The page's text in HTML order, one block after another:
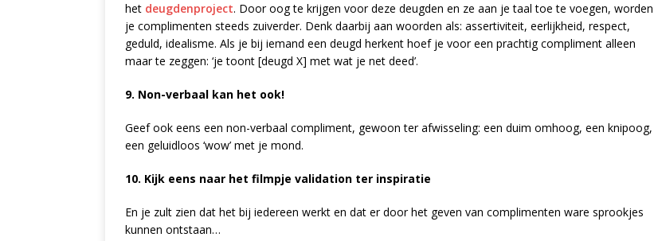
het deugdenproject. Door oog te krijgen voor deze deugden en ze aan je taal toe te voegen, worden
je complimenten steeds zuiverder. Denk daarbij aan woorden als: assertiviteit, eerlijkheid, respect,
geduld, idealisme. Als je bij iemand een deugd herkent hoef je voor een prachtig compliment alleen
maar te zeggen: ‘je toont [deugd X] met wat je net deed’.
9. Non-verbaal kan het ook!
Geef ook eens een non-verbaal compliment, gewoon ter afwisseling: een duim omhoog, een knipoog,
een geluidloos ‘wow’ met je mond.
10. Kijk eens naar het filmpje validation ter inspiratie
En je zult zien dat het bij iedereen werkt en dat er door het geven van complimenten ware sprookjes
kunnen ontstaan…